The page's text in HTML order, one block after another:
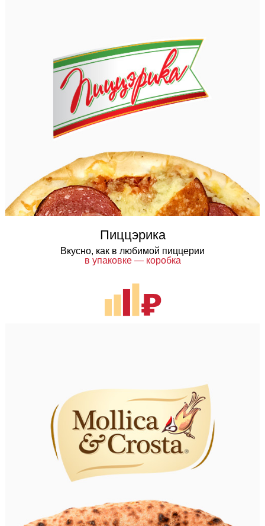
Пиццэрика
Вкусно, как в любимой пиццерии
в упаковке — коробка